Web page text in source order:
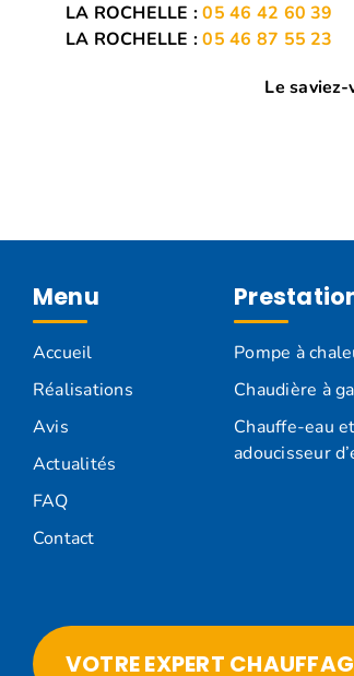
LA ROCHELLE :05 46 42 60 39
LA ROCHELLE :05 46 87 55 23
Le
Menu
Accueil
Réalisations
Avis
Actualités
FAQ
Contact
Pompe à
Chaudière à
Chauffe-eau et
adoucisseur
VOTRE EXPERT